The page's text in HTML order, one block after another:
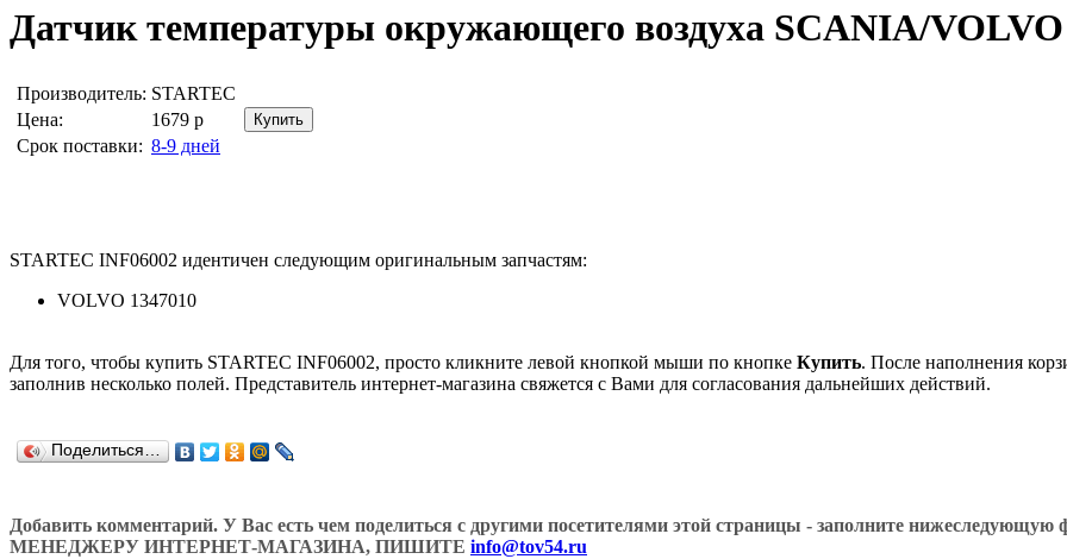
Датчик температуры окружающего воздуха SCANIA/VOLVO
Производитель: STARTEC
Цена:
1679 р
Срок поставки: 8-9 дней
STARTEC INF06002 идентичен следующим оригинальным запчастям:
VOLVO 1347010
Для того, чтобы купить STARTEC INF06002, просто кликните левой кнопкой мыши по кнопке Купить. После наполнения
заполнив несколько полей. Представитель интернет-магазина свяжется с Вами для согласования дальнейших действий.
Поделиться…
Добавить комментарий. У Вас есть чем поделиться с другими посетителями этой страницы - заполните
МЕНЕДЖЕРУ ИНТЕРНЕТ-МАГАЗИНА, ПИШИТЕ info@tov54.ru